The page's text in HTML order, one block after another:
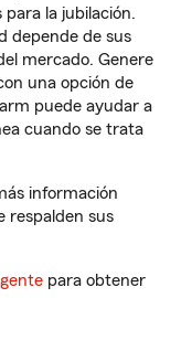
la jubilación.
depende de sus
mercado. Genere
una opción de
puede ayudar a
cuando se trata
información
respalden sus
para obtener